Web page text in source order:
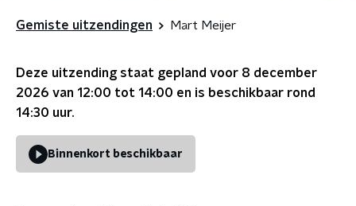
Gemiste uitzendingen Mart Meijer
Deze uitzending staat gepland voor 8 december
2026 van 12:00 tot 14:00 en is beschikbaar rond
14:30 uur.
Binnenkort beschikbaar